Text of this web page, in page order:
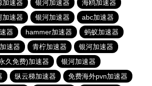
加速器 银河加速器
海鸥加速器
加速器 银河加速器
abc加速器
器 hammer加速器
蚂蚁加速器
速器 青柠加速器
银河加速器
久免费)加速器
银河加速器
纵云梯加速器 免费海外pvn加速器